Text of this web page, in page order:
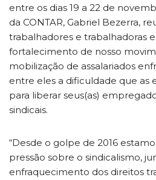
entre os dias 19 a 22 de
da CONTAR, Gabriel Bezerra,
trabalhadores e trabalhadoras
fortalecimento de nosso
mobilização de assalariados
entre eles a dificuldade que as
para liberar seus(as)
sindicais.
“Desde o golpe de 2016
pressão sobre o sindicalismo,
enfraquecimento dos direitos